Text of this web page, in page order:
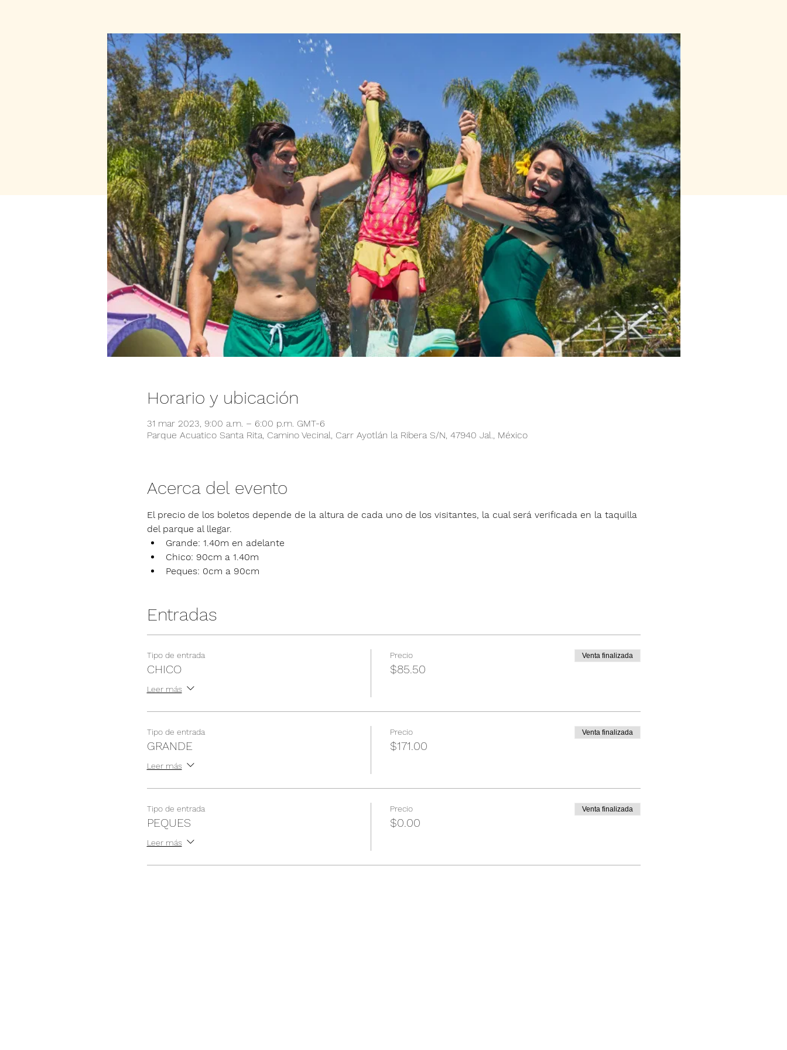
Horario y ubicación
31 mar 2023, 9:00 a.m. – 6:00 p.m. GMT-6
Parque Acuatico Santa Rita, Camino Vecinal, Carr Ayotlán la Ribera S/N, 47940 Jal., México
Acerca del evento
El precio de los boletos depende de la altura de cada uno de los visitantes, la cual será verificada en la taquilla
del parque al llegar.
Grande: 1.40m en adelante
Chico: 90cm a 1.40m
Peques: 0cm a 90cm
Entradas
Tipo de entrada
CHICO
Leer más
Precio
$85.50
Venta finalizada
Tipo de entrada
GRANDE
Leer más
Precio
$171.00
Venta finalizada
Tipo de entrada
PEQUES
Leer más
Precio
$0.00
Venta finalizada